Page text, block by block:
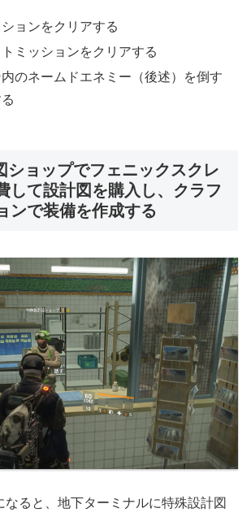
ョンをクリアする
ミッションをクリアする
のネームドエネミー（後述）を倒す
ショップでフェニックスクレ
して設計図を購入し、クラフ
ンで装備を作成する
なると、地下ターミナルに特殊設計図